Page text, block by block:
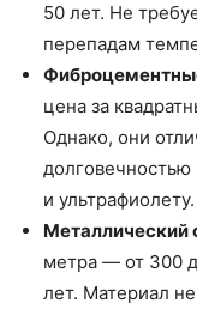
50 лет. Не
перепадам
цена за
Однако, они
долговечностью
и ультрафиолету.
Металлический
метра — от 300
лет. Материал